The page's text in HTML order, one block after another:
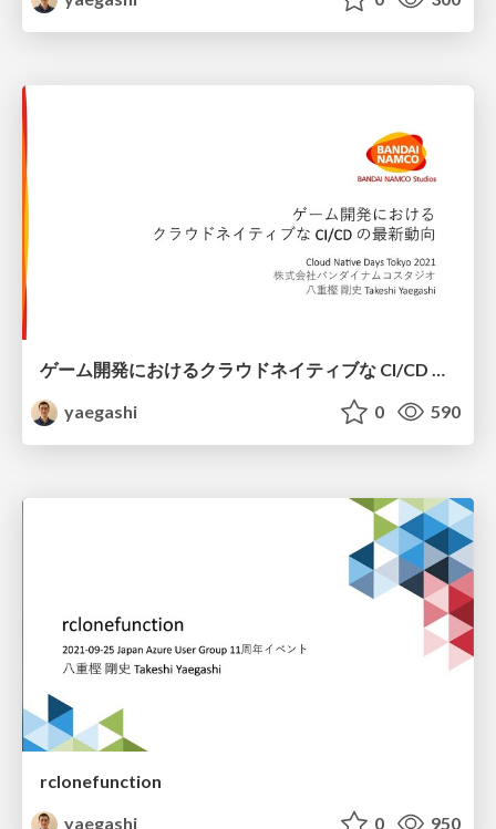
yaegashi
0 590
rclonefunction
yaegashi
0 950